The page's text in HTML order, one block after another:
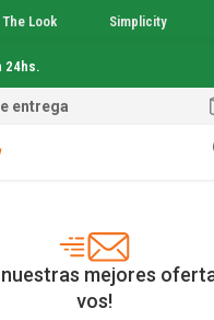
The Look Simplicity
24hs.
entrega
nuestras mejores
vos!
crema facial